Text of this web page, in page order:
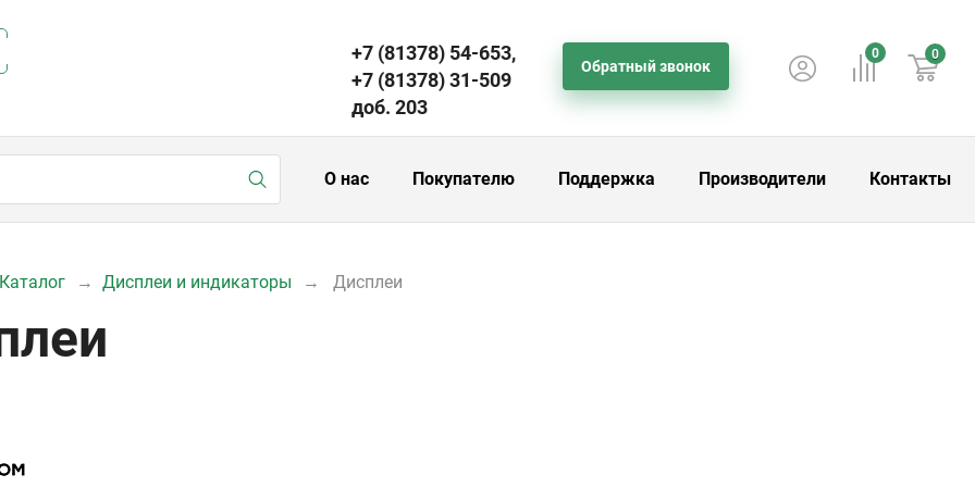
+7 (81378) 54-653,
+7 (81378) 31-509
доб. 203
Обратный звонок
0 0
О нас Покупателю Поддержка Производители Контакты
Каталог Дисплеи и индикаторы Дисплеи